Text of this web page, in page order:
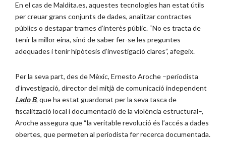
En el cas de Maldita.es, aquestes tecnologies han estat útils
per creuar grans conjunts de dades, analitzar contractes
públics o destapar trames d’interès públic. “No es tracta de
tenir la millor eina, sinó de saber fer-se les preguntes
adequades i tenir hipòtesis d’investigació clares”, afegeix.
Per la seva part, des de Mèxic, Ernesto Aroche –periodista
d’investigació, director del mitjà de comunicació independent
Lado B, que ha estat guardonat per la seva tasca de
fiscalització local i documentació de la violència estructural–,
Aroche assegura que “la veritable revolució és l’accés a dades
obertes, que permeten al periodista fer recerca documentada.